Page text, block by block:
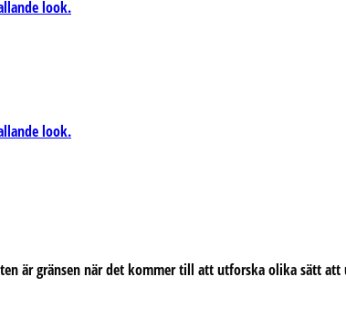
är gränsen när det kommer till att utforska olika sätt